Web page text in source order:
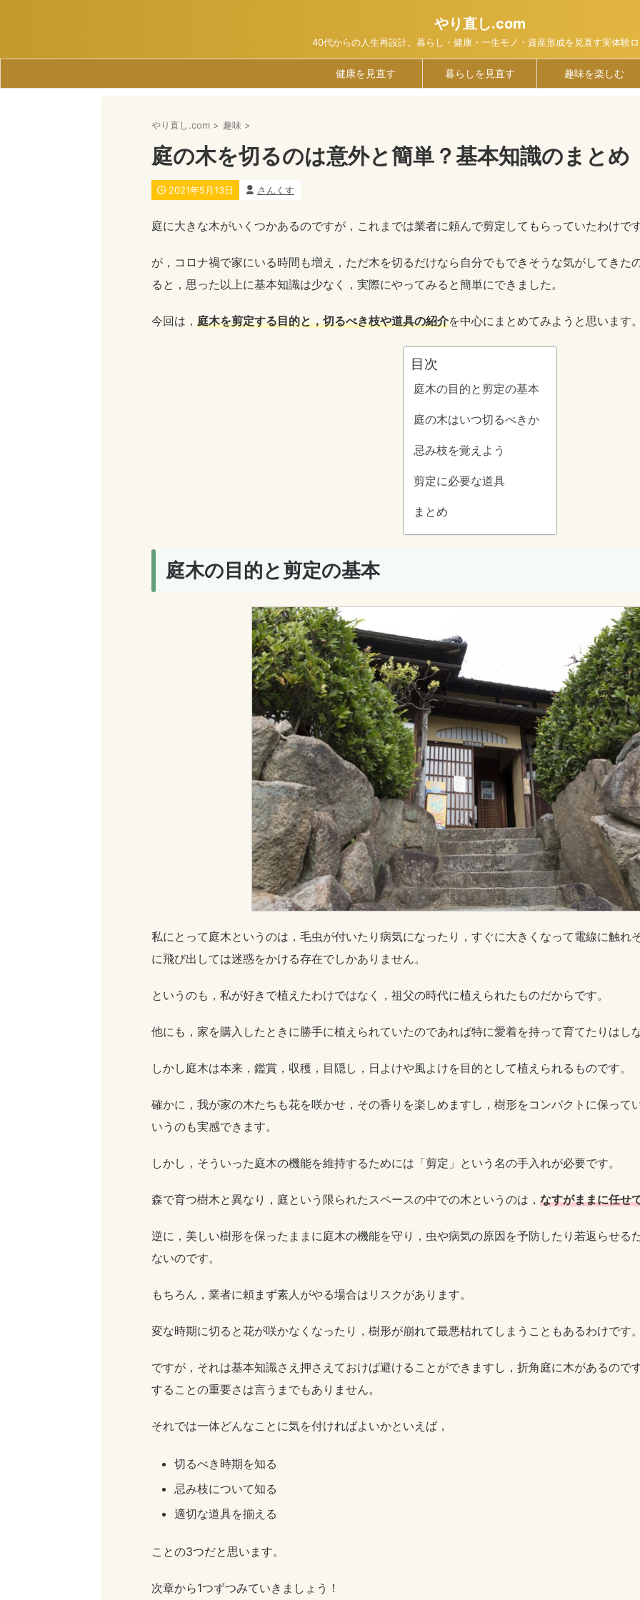
やり直し.com
40代からの人生再設計。暮らし・健康・一生モノ・資産形成を見直す実体験
健康を見直す 暮らしを見直す 趣味を楽しむ
やり直し.com > 趣味 >
庭の木を切るのは意外と簡単？基本知識のまとめ
2021年5月13日 さんくす
庭に大きな木がいくつかあるのですが，これまでは業者に頼んで剪定してもらっていたわけで
が，コロナ禍で家にいる時間も増え，ただ木を切るだけなら自分でもできそうな気がしてきた
ると，思った以上に基本知識は少なく，実際にやってみると簡単にできました。
今回は， 庭木を剪定する目的と，切るべき枝や道具の紹介を中心にまとめてみようと思います
目次
庭木の目的と剪定の基本
庭の木はいつ切るべきか
忌み枝を覚えよう
剪定に必要な道具
まとめ
庭木の目的と剪定の基本
私にとって庭木というのは，毛虫が付いたり病気になったり，すぐに大きくなって電線に触れ
に飛び出しては迷惑をかける存在でしかありません。
というのも，私が好きで植えたわけではなく，祖父の時代に植えられたものだからです。
他にも，家を購入したときに勝手に植えられていたのであれば特に愛着を持って育てたりはし
しかし庭木は本来，鑑賞，収穫，目隠し，日よけや風よけを目的として植えられるものです。
確かに，我が家の木たちも花を咲かせ，その香りを楽しめますし，樹形をコンパクトに保って
いうのも実感できます。
しかし，そういった庭木の機能を維持するためには「剪定」という名の手入れが必要です。
森で育つ樹木と異なり，庭という限られたスペースの中での木というのは， なすがままに任せ
逆に，美しい樹形を保ったままに庭木の機能を守り，虫や病気の原因を予防したり若返らせる
ないのです。
もちろん，業者に頼まず素人がやる場合はリスクがあります。
変な時期に切ると花が咲かなくなったり，樹形が崩れて最悪枯れてしまうこともあるわけです
ですが，それは基本知識さえ押さえておけば避けることができますし，折角庭に木があるので
することの重要さは言うまでもありません。
それでは一体どんなことに気を付ければよいかといえば，
切るべき時期を知る
忌み枝について知る
適切な道具を揃える
ことの3つだと思います。
次章から1つずつみていきましょう！